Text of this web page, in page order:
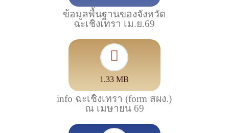
ข้อมูลพื้นฐานของจังหวัด
ฉะเชิงเทรา เม.ย.69
1.33 MB
info ฉะเชิงเทรา (form สผง.)
ณ เมษายน 69